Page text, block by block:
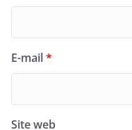
E-mail*
Site web